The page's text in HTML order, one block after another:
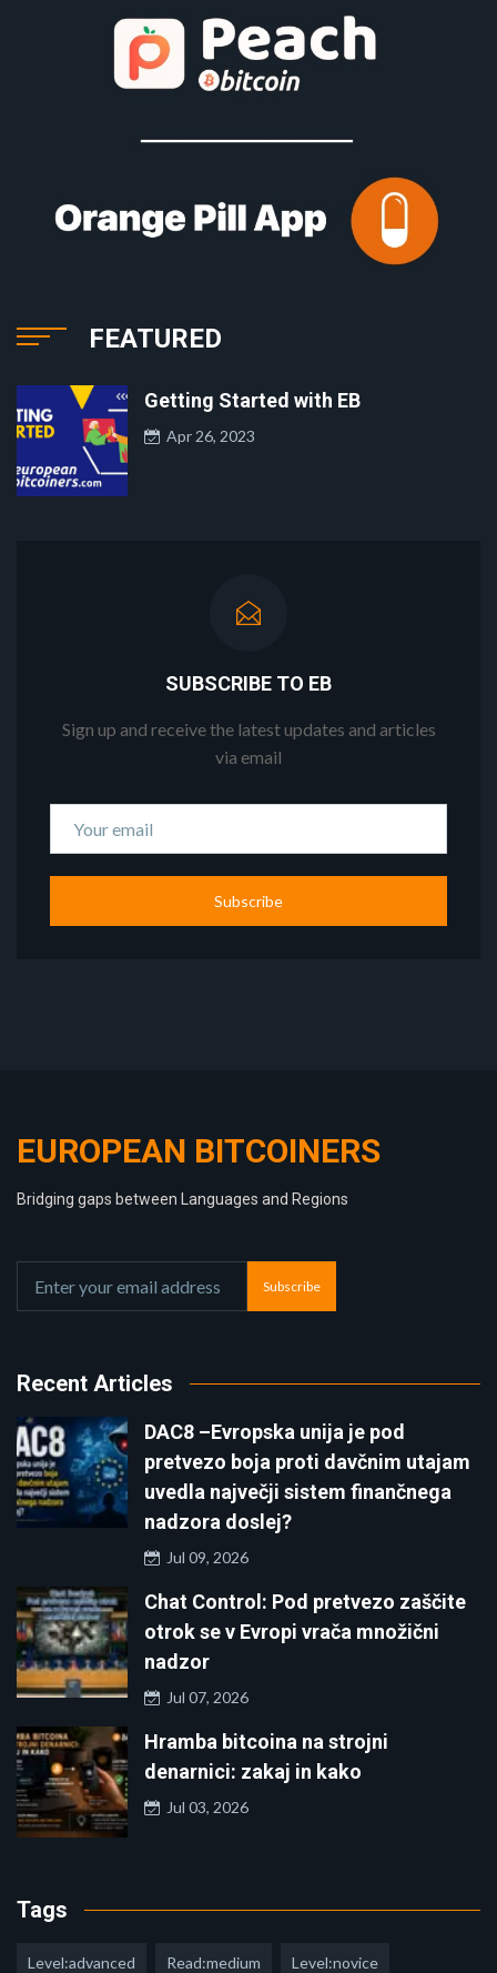
FEATURED
Getting Started with EB
Apr 26, 2023
SUBSCRIBE TO EB
Sign up and receive the latest updates and articles
via email
Subscribe
EUROPEAN BITCOINERS
Bridging gaps between Languages and Regions
Subscribe
Recent Articles
DAC8 –Evropska unija je pod
pretvezo boja proti davčnim utajam
uvedla največji sistem finančnega
nadzora doslej?
Jul 09, 2026
Chat Control: Pod pretvezo zaščite
otrok se v Evropi vrača množični
nadzor
Jul 07, 2026
Hramba bitcoina na strojni
denarnici: zakaj in kako
Jul 03, 2026
Tags
Level:advanced Read:medium Level:novice